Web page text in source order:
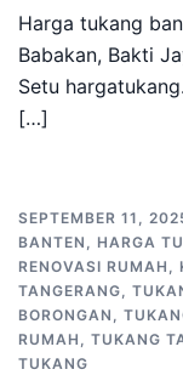
Harga tukang
Babakan, Bakti
Setu
[…]
SEPTEMBER 11,
BANTEN , HARGA
RENOVASI RUMAH ,
TANGERANG,
BORONGAN ,
RUMAH , TUKANG
TUKANG